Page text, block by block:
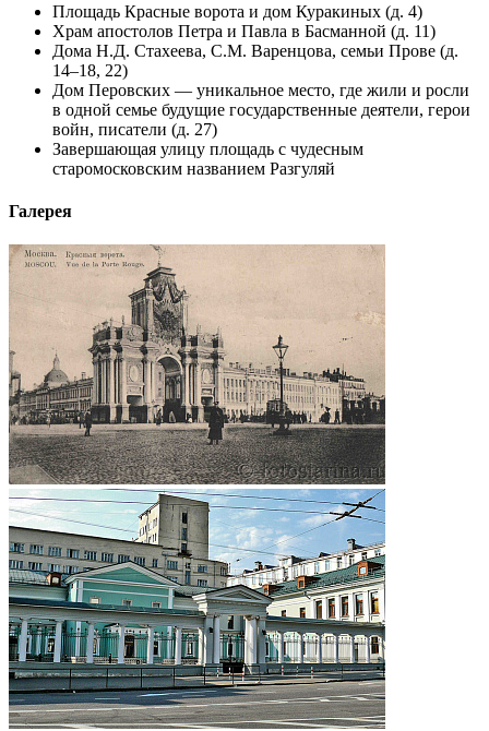
Площадь Красные ворота и дом Куракиных (д. 4)
Храм апостолов Петра и Павла в Басманной (д. 11)
Дома Н.Д. Стахеева, С.М. Варенцова, семьи Прове (д.
14–18, 22)
Дом Перовских — уникальное место, где жили и росли
в одной семье будущие государственные деятели, герои
войн, писатели (д. 27)
Завершающая улицу площадь с чудесным
старомосковским названием Разгуляй
Галерея